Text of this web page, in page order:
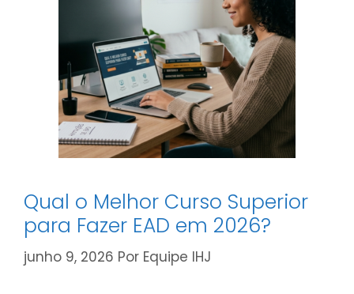
Qual o Melhor Curso Superior
para Fazer EAD em 2026?
junho 9, 2026 Por Equipe IHJ